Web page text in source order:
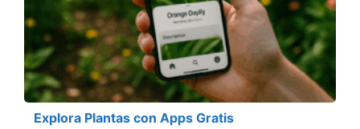
Explora Plantas con Apps Gratis